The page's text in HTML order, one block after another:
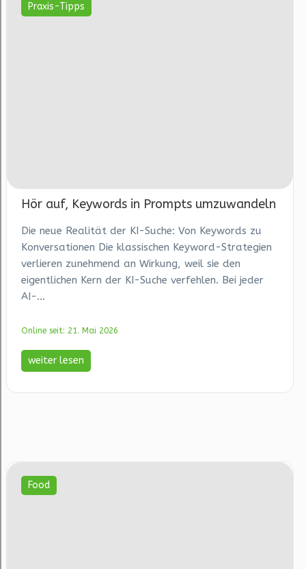
Praxis-Tipps
Hör auf, Keywords in Prompts umzuwandeln
Die neue Realität der KI-Suche: Von Keywords zu
Konversationen Die klassischen Keyword-Strategien
verlieren zunehmend an Wirkung, weil sie den
eigentlichen Kern der KI-Suche verfehlen. Bei jeder
AI-...
Online seit: 21. Mai 2026
weiter lesen
Food